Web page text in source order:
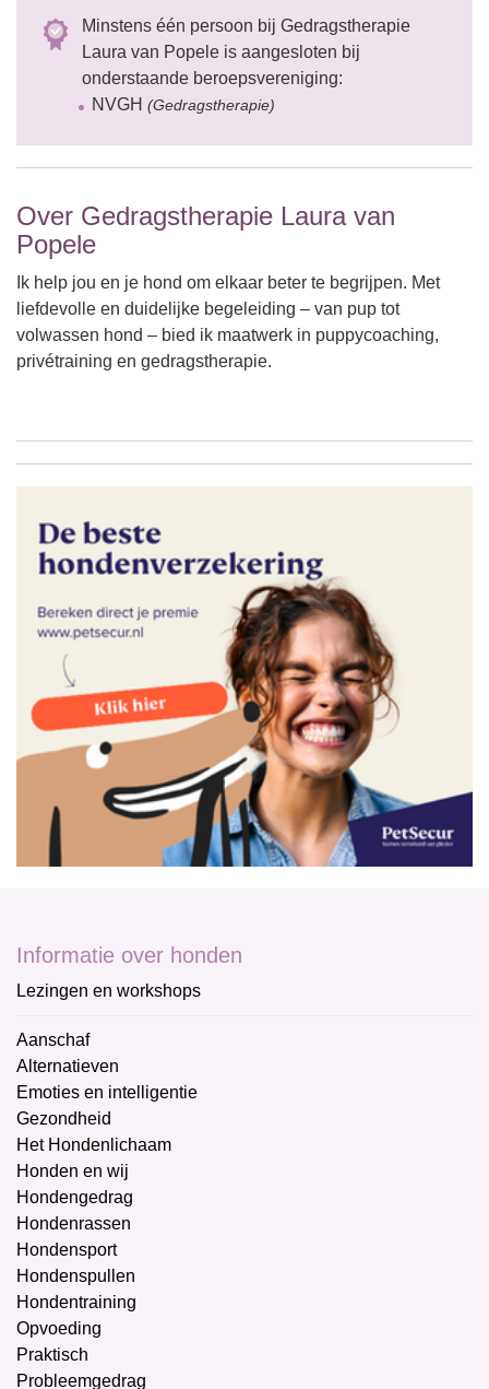
Minstens één persoon bij Gedragstherapie
Laura van Popele is aangesloten bij
onderstaande beroepsvereniging:
NVGH (Gedragstherapie)
Over Gedragstherapie Laura van
Popele
Ik help jou en je hond om elkaar beter te begrijpen. Met
liefdevolle en duidelijke begeleiding – van pup tot
volwassen hond – bied ik maatwerk in puppycoaching,
privétraining en gedragstherapie.
Informatie over honden
Lezingen en workshops
Aanschaf
Alternatieven
Emoties en intelligentie
Gezondheid
Het Hondenlichaam
Honden en wij
Hondengedrag
Hondenrassen
Hondensport
Hondenspullen
Hondentraining
Opvoeding
Praktisch
Probleemgedrag